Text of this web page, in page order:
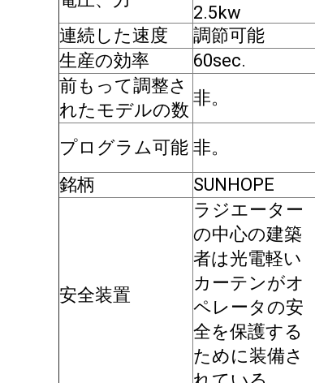
2.5kw
連続した速度
調節可能
生産の効率
60sec.
前もって調整さ
れたモデルの数
非。
プログラム可能 非。
銘柄
SUNHOPE
安全装置
ラジエーター
の中心の建築
者は光電軽い
カーテンがオ
ペレータの安
全を保護する
ために装備さ